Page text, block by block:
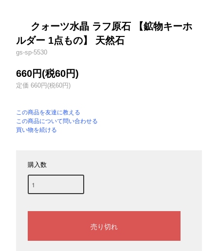
クォーツ水晶 ラフ原石 【鉱物キーホ
ルダー 1点もの】 天然石
gs-sp-5530
660円(税60円)
定価 660円(税60円)
この商品を友達に教える
この商品について問い合わせる
買い物を続ける
購入数